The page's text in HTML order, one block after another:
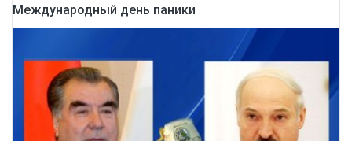
Международный день паники